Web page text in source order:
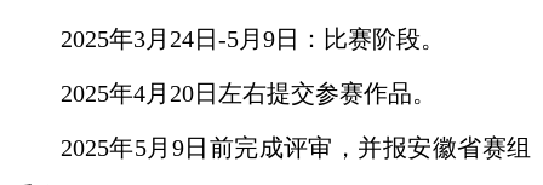
2025年3月 24日 -5月 9日：比赛阶段。
2025年4月 20日左右提交参赛作品。
2025年5月 9日前完成评审，并报安徽省赛组